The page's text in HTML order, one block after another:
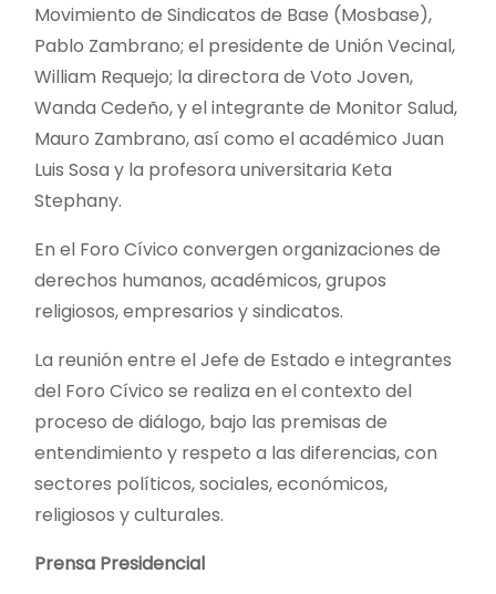
Movimiento de Sindicatos de Base (Mosbase),
Pablo Zambrano; el presidente de Unión Vecinal,
William Requejo; la directora de Voto Joven,
Wanda Cedeño, y el integrante de Monitor Salud,
Mauro Zambrano, así como el académico Juan
Luis Sosa y la profesora universitaria Keta
Stephany.
En el Foro Cívico convergen organizaciones de
derechos humanos, académicos, grupos
religiosos, empresarios y sindicatos.
La reunión entre el Jefe de Estado e integrantes
del Foro Cívico se realiza en el contexto del
proceso de diálogo, bajo las premisas de
entendimiento y respeto a las diferencias, con
sectores políticos, sociales, económicos,
religiosos y culturales.
Prensa Presidencial